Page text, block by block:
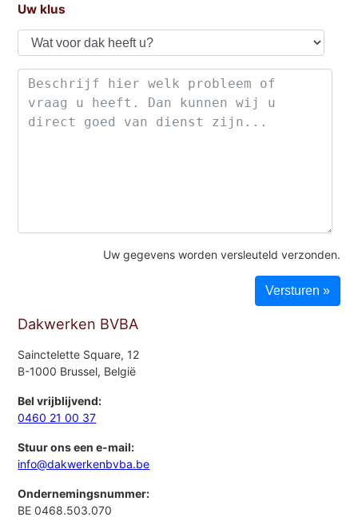
Uw klus
Uw gegevens worden versleuteld verzonden.
Dakwerken BVBA
Sainctelette Square, 12
B-1000 Brussel, België
Bel vrijblijvend:
0460 21 00 37
Stuur ons een e-mail:
info@dakwerkenbvba.be
Ondernemingsnummer:
BE 0468.503.070